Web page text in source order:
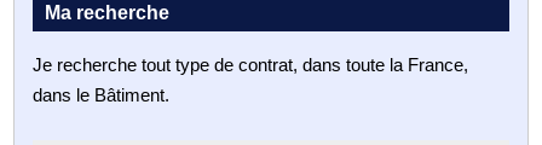
Ma recherche
Je recherche tout type de contrat, dans toute la France,
dans le Bâtiment.